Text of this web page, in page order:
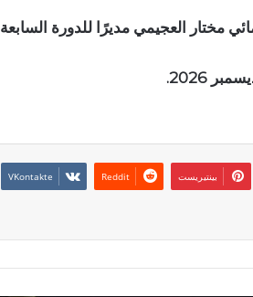
مختار العجيمي مديرًا للدورة السابعة
بينتيريست